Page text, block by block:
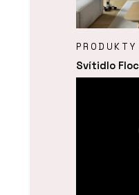
PRODUKTY
Svítidlo